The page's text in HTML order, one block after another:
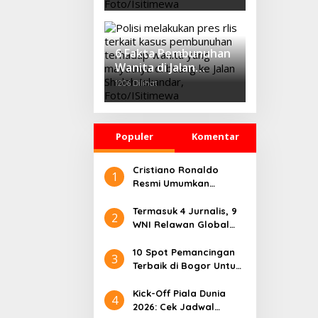
Profesor IPB
‘Growth Through
Equity’
6 Fakta Pembunuhan
Wanita di Jalan
Sholeh Iskandar
Bogor, Korban
Dicekik Dasi hingga
Jasadnya Dibuang
1206 Dilihat
Populer Komentar
1
Cristiano Ronaldo
Resmi Umumkan
Portugal
2
Termasuk 4 Jurnalis, 9
WNI Relawan Global
Penahanan Israel
3
10 Spot Pemancingan
Terbaik di Bogor Untuk
4
Kick-Off Piala Dunia
2026: Cek Jadwal